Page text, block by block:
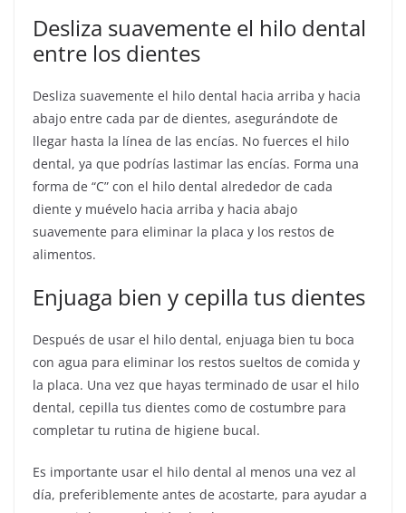
Desliza suavemente el hilo dental
entre los dientes
Desliza suavemente el hilo dental hacia arriba y hacia
abajo entre cada par de dientes, asegurándote de
llegar hasta la línea de las encías. No fuerces el hilo
dental, ya que podrías lastimar las encías. Forma una
forma de “C” con el hilo dental alrededor de cada
diente y muévelo hacia arriba y hacia abajo
suavemente para eliminar la placa y los restos de
alimentos.
Enjuaga bien y cepilla tus dientes
Después de usar el hilo dental, enjuaga bien tu boca
con agua para eliminar los restos sueltos de comida y
la placa. Una vez que hayas terminado de usar el hilo
dental, cepilla tus dientes como de costumbre para
completar tu rutina de higiene bucal.
Es importante usar el hilo dental al menos una vez al
día, preferiblemente antes de acostarte, para ayudar a